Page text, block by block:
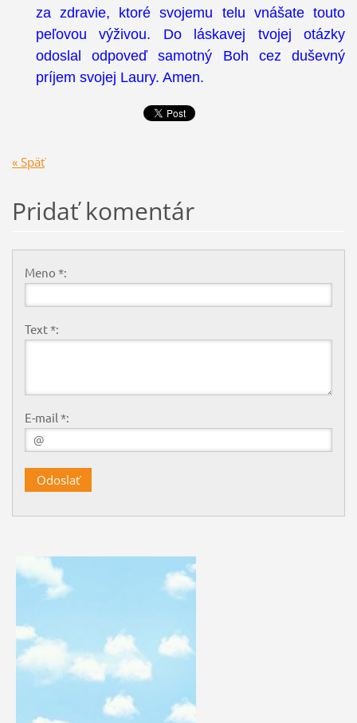
za zdravie, ktoré svojemu telu vnášate touto
peľovou výživou. Do láskavej tvojej otázky
odoslal odpoveď samotný Boh cez duševný
príjem svojej Laury. Amen.
« Späť
Pridať komentár
Meno *:
Text *:
E-mail *: